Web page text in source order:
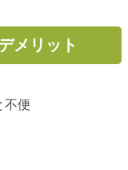
メリット
不便